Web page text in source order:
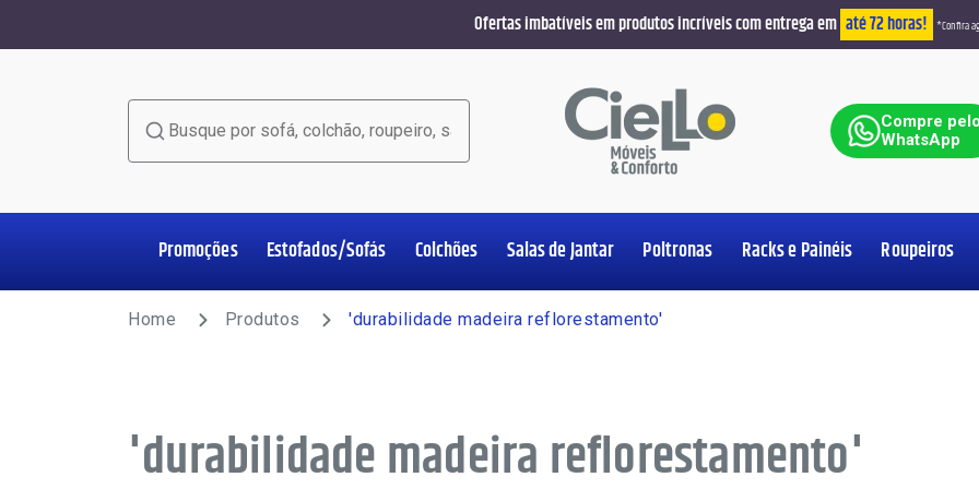
Ofertas imbatíveis em produtos incríveis com entrega em até 72 horas! *Confira
Compre pelo
WhatsApp
Home Office
Promoções Estofados/Sofás
Estofados/Sofás
Colchões
Colchões
Salas de Jantar
Salas de Jantar
Poltronas
Poltronas
Racks e Painéis
Racks e Painéis
Roupeiros
Roupeiros
Complementos
Home Produtos 'durabilidade madeira reflorestamento'
'durabilidade madeira reflorestamento'